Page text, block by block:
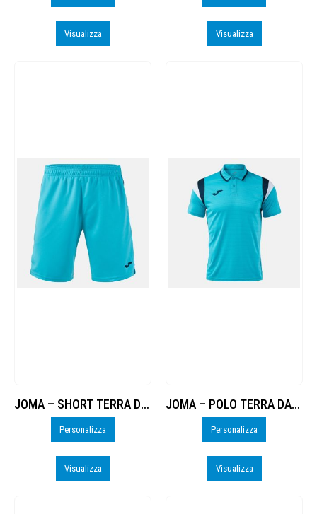
Visualizza Visualizza
JOMA – SHORT TERRA DANUBIO – PERSO
Personalizza
Visualizza
JOMA – POLO TERRA DANUBIO – PERSO
Personalizza
Visualizza